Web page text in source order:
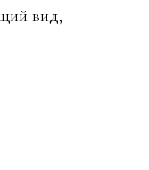
вид,